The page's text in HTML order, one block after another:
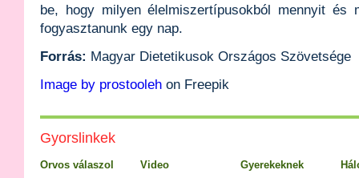
be, hogy milyen élelmiszertípusokból mennyit és
fogyasztanunk egy nap.
Forrás: Magyar Dietetikusok Országos Szövetsége
Image by prostooleh on Freepik
Gyorslinkek
Orvos válaszol Video Gyerekeknek